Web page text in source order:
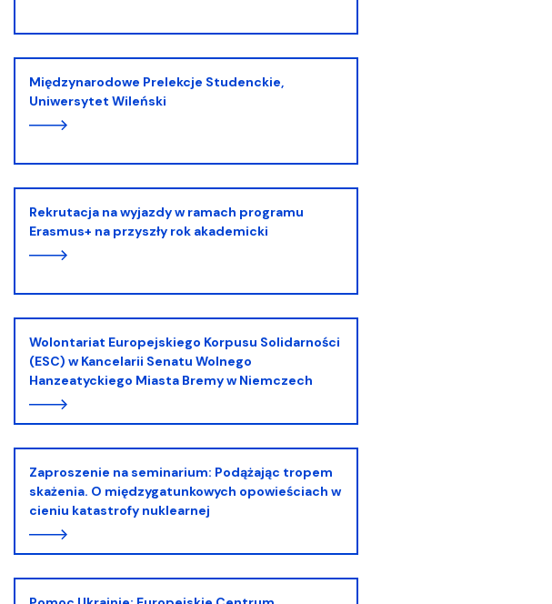
Międzynarodowe Prelekcje Studenckie,
Uniwersytet Wileński
Rekrutacja na wyjazdy w ramach programu
Erasmus+ na przyszły rok akademicki
Wolontariat Europejskiego Korpusu Solidarności
(ESC) w Kancelarii Senatu Wolnego
Hanzeatyckiego Miasta Bremy w Niemczech
Zaproszenie na seminarium: Podążając tropem
skażenia. O międzygatunkowych opowieściach w
cieniu katastrofy nuklearnej